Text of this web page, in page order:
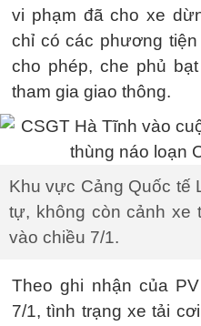
vi phạm đã cho xe
chỉ có các phương
cho phép, che phủ
tham gia giao thông.
Khu vực Cảng Quốc tế
tự, không còn cảnh xe
vào chiều 7/1.
Theo ghi nhận của
7/1, tình trạng xe tải